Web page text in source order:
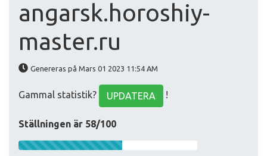
angarsk.horoshiy-
master.ru
Genereras på Mars 01 2023 11:54 AM
Gammal statistik? UPDATERA !
Ställningen är 58/100